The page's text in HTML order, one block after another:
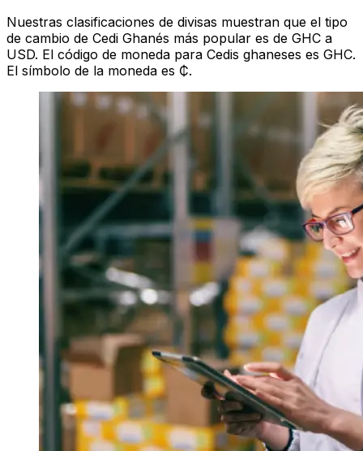
Nuestras clasificaciones de divisas muestran que el tipo
de cambio de Cedi Ghanés más popular es de GHC a
USD. El código de moneda para Cedis ghaneses es GHC.
El símbolo de la moneda es ₵.